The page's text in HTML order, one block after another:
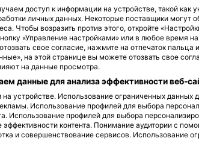
Alamy/Reinhard Dirscherl
Осьминог
14Достопримечательности
доступ к информации на устройстве, такой как
личных данных. Некоторые поставщики могут
Чтобы возразить против этого, откройте
«Управление настройками» или в любое время
свое согласие, нажмите на отпечаток пальца
на этой странице вы можете отозвать свое
на данные просмотра.
данные для анализа эффективности веб-
устройстве. Использование ограниченных данных
Использование профилей для выбора
Использование профилей для выбора
контента. Понимание аудитории с
и совершенствование сервисов. Использование